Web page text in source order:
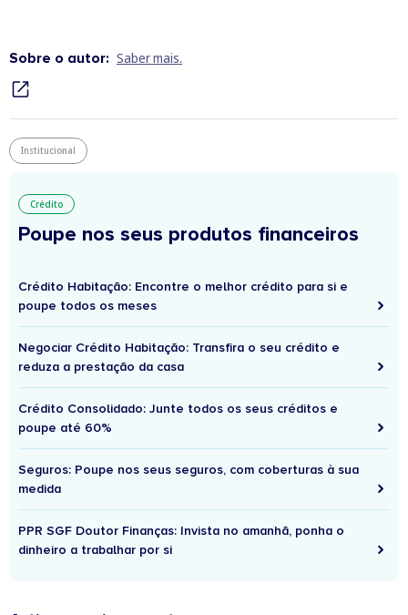
Sobre o autor: Saber mais.
Institucional
Crédito
Poupe nos seus produtos financeiros
Crédito Habitação: Encontre o melhor crédito para si e
poupe todos os meses
Negociar Crédito Habitação: Transfira o seu crédito e
reduza a prestação da casa
Crédito Consolidado: Junte todos os seus créditos e
poupe até 60%
Seguros: Poupe nos seus seguros, com coberturas à sua
medida
PPR SGF Doutor Finanças: Invista no amanhã, ponha o
dinheiro a trabalhar por si